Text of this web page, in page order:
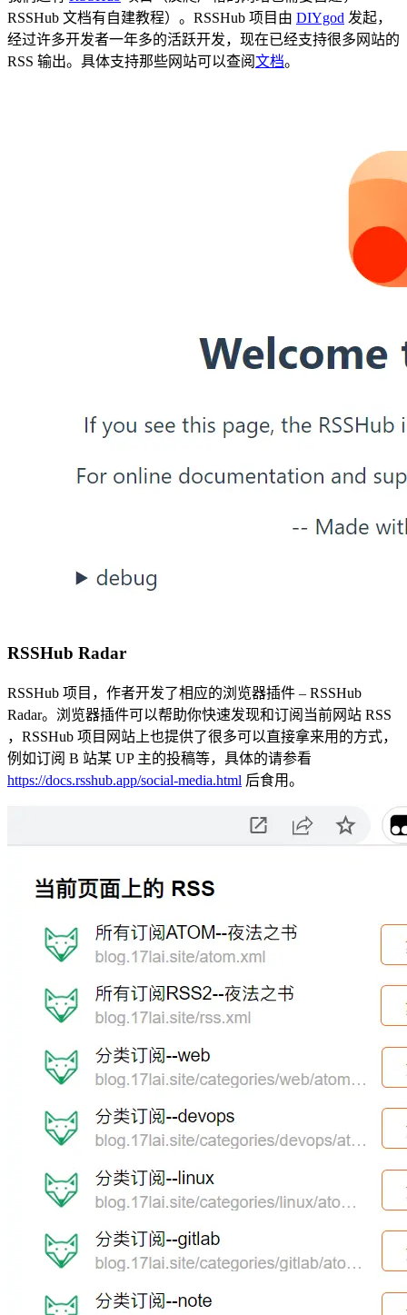
RSSHub 文档有自建教程）。RSSHub 项目由 DIYgod 发起，
经过许多开发者一年多的活跃开发，现在已经支持很多网站的
RSS 输出。具体支持那些网站可以查阅文档。
RSSHub Radar
RSSHub 项目，作者开发了相应的浏览器插件 – RSSHub
Radar。浏览器插件可以帮助你快速发现和订阅当前网站 RSS
，RSSHub 项目网站上也提供了很多可以直接拿来用的方式，
例如订阅 B 站某 UP 主的投稿等，具体的请参看
https://docs.rsshub.app/social-media.html 后食用。